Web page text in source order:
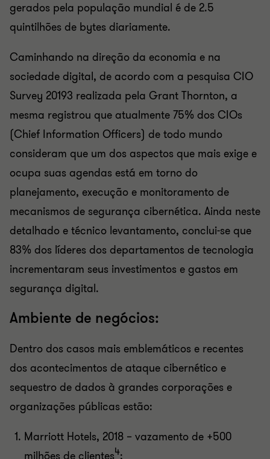
gerados pela população mundial é de 2.5
quintilhões de bytes diariamente.
Caminhando na direção da economia e na
sociedade digital, de acordo com a pesquisa CIO
Survey 20193 realizada pela Grant Thornton, a
mesma registrou que atualmente 75% dos CIOs
(Chief Information Officers) de todo mundo
consideram que um dos aspectos que mais exige e
ocupa suas agendas está em torno do
planejamento, execução e monitoramento de
mecanismos de segurança cibernética. Ainda neste
detalhado e técnico levantamento, conclui-se que
83% dos líderes dos departamentos de tecnologia
incrementaram seus investimentos e gastos em
segurança digital.
Ambiente de negócios:
Dentro dos casos mais emblemáticos e recentes
dos acontecimentos de ataque cibernético e
sequestro de dados à grandes corporações e
organizações públicas estão:
Marriott Hotels, 2018 – vazamento de +500
milhões de clientes4;